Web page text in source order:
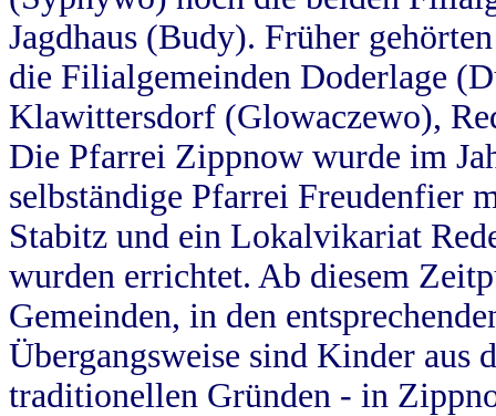
Jagdhaus (Budy). Früher
die Filialgemeinden Doderlage
Klawittersdorf (Glowaczewo),
Die Pfarrei Zippnow wurde im
selbständige Pfarrei Freudenfier
Stabitz und ein Lokalvikariat
wurden errichtet. Ab diesem
Gemeinden, in den
Übergangsweise sind Kinder aus
traditionellen Gründen - in